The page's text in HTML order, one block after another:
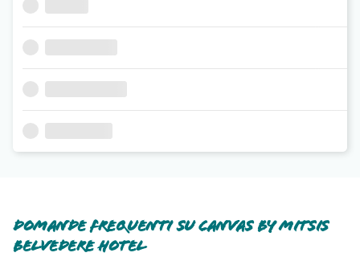
Domande frequenti su Canvas By Mitsis
Belvedere Hotel